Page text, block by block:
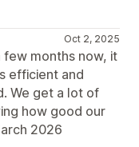
Oct 2, 2025
months now, it
efficient and
We get a lot of
how good our
2026